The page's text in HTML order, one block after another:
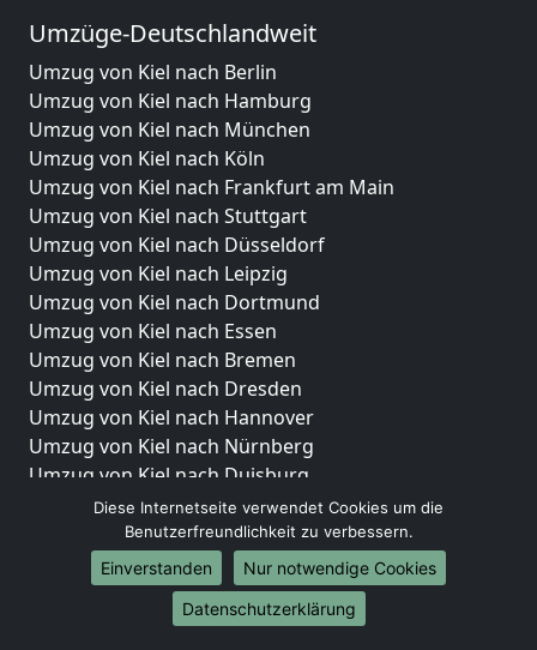
Umzüge-Deutschlandweit
Umzug von Kiel nach Berlin
Umzug von Kiel nach Hamburg
Umzug von Kiel nach München
Umzug von Kiel nach Köln
Umzug von Kiel nach Frankfurt am Main
Umzug von Kiel nach Stuttgart
Umzug von Kiel nach Düsseldorf
Umzug von Kiel nach Leipzig
Umzug von Kiel nach Dortmund
Umzug von Kiel nach Essen
Umzug von Kiel nach Bremen
Umzug von Kiel nach Dresden
Umzug von Kiel nach Hannover
Umzug von Kiel nach Nürnberg
Umzug von Kiel nach Duisburg
Umzug von Kiel nach Bochum
Umzug von Kiel nach Wuppertal
Umzug von Kiel nach Bielefeld
Umzug von Kiel nach Bonn
Umzug von Kiel nach Münster
Diese Internetseite verwendet Cookies um die
Benutzerfreundlichkeit zu verbessern.
Einverstanden
Nur notwendige Cookies
Datenschutzerklärung